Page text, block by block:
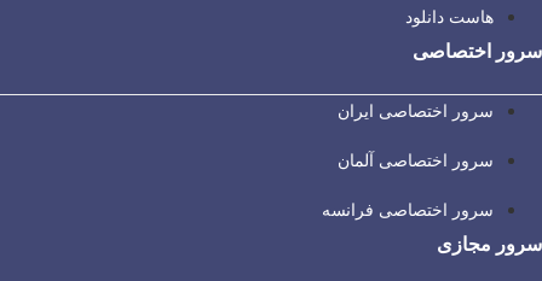
هاست دانلود
سرور اختصاصی
سرور اختصاصی ایران
سرور اختصاصی آلمان
سرور اختصاصی فرانسه
سرور مجازی